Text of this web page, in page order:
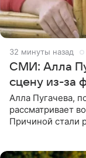
32 минуты назад
СМИ: Алла
сцену из-за
Алла Пугачева,
рассматривает
Причиной стали